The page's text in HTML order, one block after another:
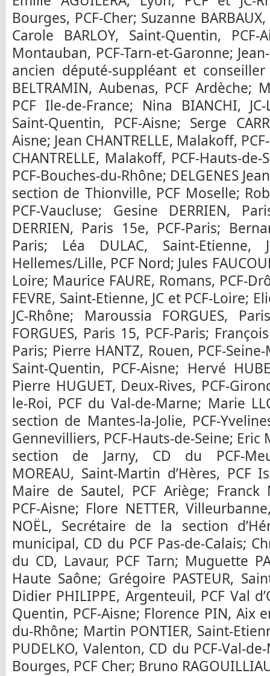
Bourges, PCF-Cher; Suzanne
Carole BARLOY, Saint-Quentin, PCF-
Montauban, PCF-Tarn-et-Garonne;
ancien député-suppléant et
BELTRAMIN, Aubenas, PCF Ardèche;
PCF Ile-de-France; Nina BIANCHI,
Saint-Quentin, PCF-Aisne; Serge
Aisne; Jean CHANTRELLE, Malakoff,
CHANTRELLE, Malakoff, PCF-Hauts-de-
PCF-Bouches-du-Rhône; DELGENES
section de Thionville, PCF Moselle;
PCF-Vaucluse; Gesine DERRIEN,
DERRIEN, Paris 15e, PCF-Paris;
Paris; Léa DULAC, Saint-Etienne,
Hellemes/Lille, PCF Nord; Jules
Loire; Maurice FAURE, Romans, PCF-
FEVRE, Saint-Etienne, JC et PCF-Loire;
JC-Rhône; Maroussia FORGUES,
FORGUES, Paris 15, PCF-Paris;
Paris; Pierre HANTZ, Rouen, PCF-
Saint-Quentin, PCF-Aisne; Hervé
Pierre HUGUET, Deux-Rives, PCF-
le-Roi, PCF du Val-de-Marne; Marie
section de Mantes-la-Jolie, PCF-
Gennevilliers, PCF-Hauts-de-Seine;
section de Jarny, CD du PCF-
MOREAU, Saint-Martin d’Hères, PCF
Maire de Sautel, PCF Ariège; Franck
PCF-Aisne; Flore NETTER,
NOËL, Secrétaire de la section
municipal, CD du PCF Pas-de-Calais;
du CD, Lavaur, PCF Tarn; Muguette
Haute Saône; Grégoire PASTEUR,
Didier PHILIPPE, Argenteuil, PCF Val
Quentin, PCF-Aisne; Florence PIN, Aix
du-Rhône; Martin PONTIER, Saint-
PUDELKO, Valenton, CD du PCF-Val-
Bourges, PCF Cher; Bruno